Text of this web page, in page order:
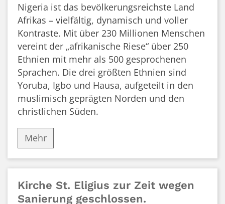
Nigeria ist das bevölkerungsreichste Land
Afrikas – vielfältig, dynamisch und voller
Kontraste. Mit über 230 Millionen Menschen
vereint der „afrikanische Riese“ über 250
Ethnien mit mehr als 500 gesprochenen
Sprachen. Die drei größten Ethnien sind
Yoruba, Igbo und Hausa, aufgeteilt in den
muslimisch geprägten Norden und den
christlichen Süden.
Mehr
Kirche St. Eligius zur Zeit wegen
Sanierung geschlossen.